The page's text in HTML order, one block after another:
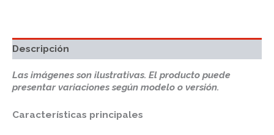
Descripción
Las imágenes son ilustrativas. El producto puede
presentar variaciones según modelo o versión.
Características principales